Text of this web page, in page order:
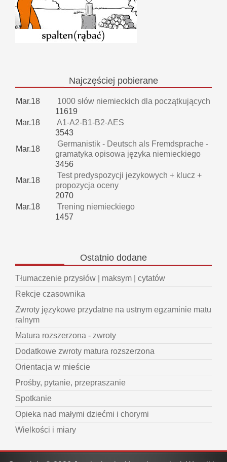
Najczęściej pobierane
Mar.18
1000 słów niemieckich dla początkujących
11619
Mar.18
A1-A2-B1-B2-AES
3543
Mar.18
Germanistik - Deutsch als Fremdsprache -
gramatyka opisowa języka niemieckiego
3456
Mar.18
Test predyspozycji jezykowych + klucz +
propozycja oceny
2070
Mar.18
Trening niemieckiego
1457
Ostatnio dodane
Tłumaczenie przysłów | maksym | cytatów
Rekcje czasownika
Zwroty językowe przydatne na ustnym egzaminie matu
ralnym
Matura rozszerzona - zwroty
Dodatkowe zwroty matura rozszerzona
Orientacja w mieście
Prośby, pytanie, przepraszanie
Spotkanie
Opieka nad małymi dziećmi i chorymi
Wielkości i miary